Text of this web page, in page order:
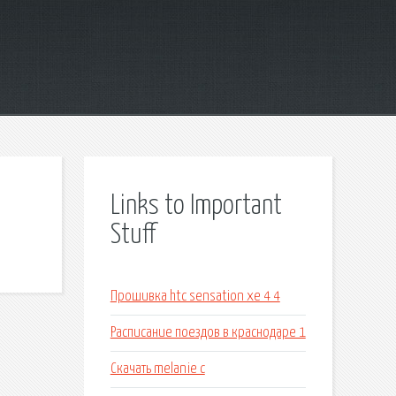
Links to Important
Stuff
Прошивка htc sensation xe 4 4
Расписание поездов в краснодаре 1
Скачать melanie c